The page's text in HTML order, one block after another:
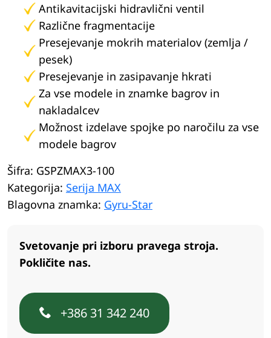
Antikavitacijski hidravlični ventil
Različne fragmentacije
Presejevanje mokrih materialov (zemlja /
pesek)
Presejevanje in zasipavanje hkrati
Za vse modele in znamke bagrov in
nakladalcev
Možnost izdelave spojke po naročilu za vse
modele bagrov
Šifra: GSPZMAX3-100
Kategorija: Serija MAX
Blagovna znamka: Gyru-Star
Svetovanje pri izboru pravega stroja.
Pokličite nas.
+386 31 342 240